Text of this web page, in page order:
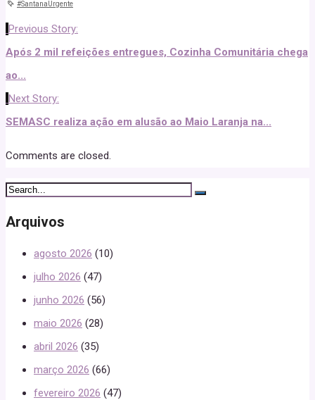
#SantanaUrgente
Previous Story:
Após 2 mil refeições entregues, Cozinha Comunitária chega
ao...
Next Story:
SEMASC realiza ação em alusão ao Maio Laranja na...
Comments are closed.
Arquivos
agosto 2026 (10)
julho 2026 (47)
junho 2026 (56)
maio 2026 (28)
abril 2026 (35)
março 2026 (66)
fevereiro 2026 (47)